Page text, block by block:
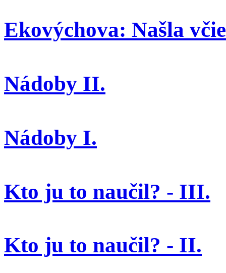
Ekovýchova: Našla
Nádoby II.
Nádoby I.
Kto ju to naučil? - III.
Kto ju to naučil? - II.